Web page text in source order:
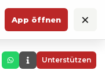
App öffnen ×
Unterstützen